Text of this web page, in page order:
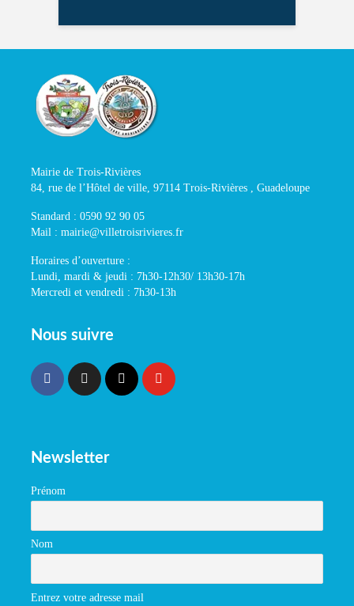
Mairie de Trois-Rivières
84, rue de l’Hôtel de ville, 97114 Trois-Rivières , Guadeloupe
Standard : 0590 92 90 05
Mail : mairie@villetroisrivieres.fr
Horaires d’ouverture :
Lundi, mardi & jeudi : 7h30-12h30/ 13h30-17h
Mercredi et vendredi : 7h30-13h
Nous suivre
Newsletter
Prénom
Nom
Entrez votre adresse mail